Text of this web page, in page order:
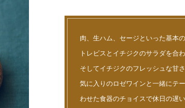
肉、生ハム、セージといった基本
トレビスとイチジクのサラダを合
そしてイチジクのフレッシュな甘
気に入りのロゼワインと一緒にテ
わせた食器のチョイスで休日の遅